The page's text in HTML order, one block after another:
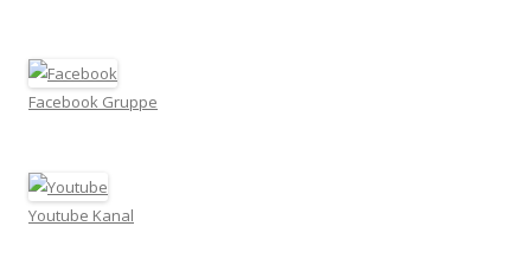
Facebook Gruppe
Youtube Kanal